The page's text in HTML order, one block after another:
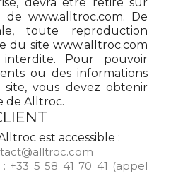
de www.alltroc.com. De
toute reproduction
du site www.alltroc.com
Pour pouvoir
ou des informations
vous devez obtenir
de Alltroc.
est accessible :
+33 5 58 41 70 41 (appel